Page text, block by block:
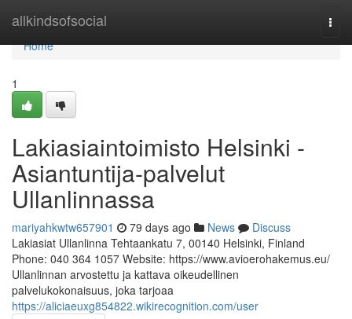
allkindsofsocial
Home
Home
1
Lakiasiaintoimisto Helsinki -
Asiantuntija-palvelut
Ullanlinnassa
mariyahkwtw657901 79 days ago News
Discuss
Lakiasiat Ullanlinna Tehtaankatu 7, 00140 Helsinki, Finland
Phone: 040 364 1057 Website: https://www.avioerohakemus.eu/
Ullanlinnan arvostettu ja kattava oikeudellinen
palvelukokonaisuus, joka tarjoaa
https://aliciaeuxg854822.wikirecognition.com/user